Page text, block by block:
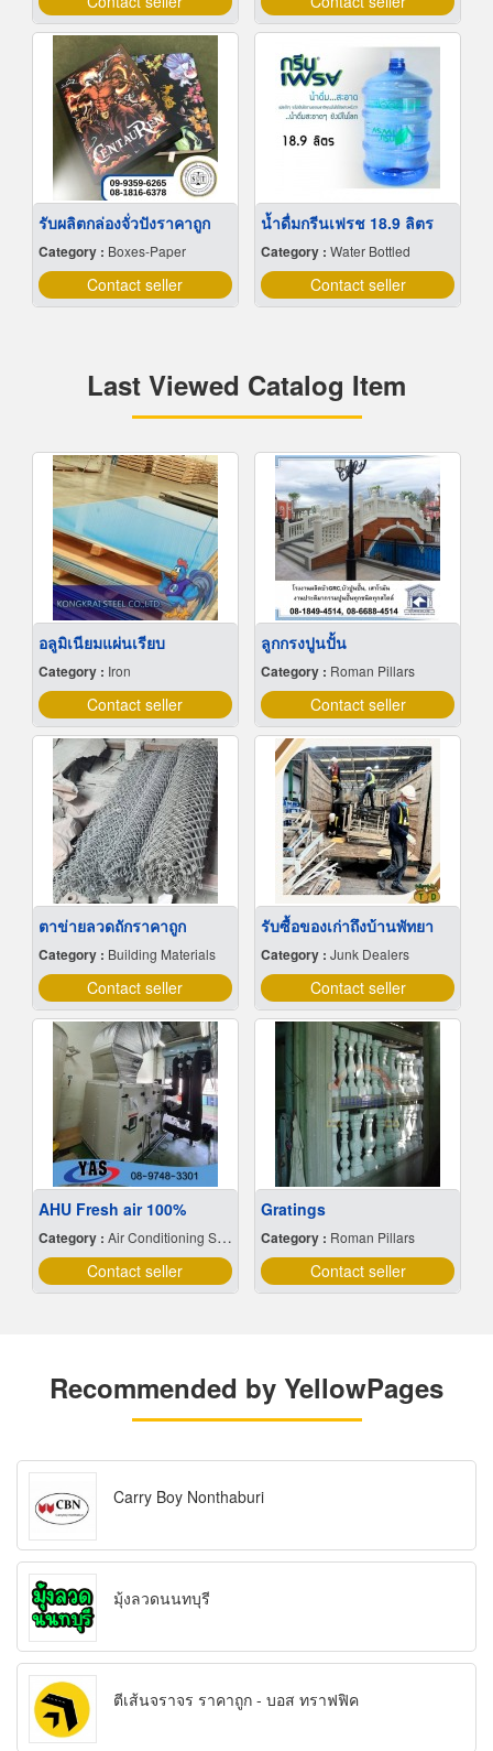
รับผลิตกล่องจั่วปังราคาถูก
Category : Boxes-Paper
Contact seller
น้ำดื่มกรีนเฟรช 18.9 ลิตร
Category : Water Bottled
Contact seller
Last Viewed Catalog Item
อลูมิเนียมแผ่นเรียบ
Category : Iron
Contact seller
ลูกกรงปูนปั้น
Category : Roman Pillars
Contact seller
ตาข่ายลวดถักราคาถูก
Category : Building Materials
Contact seller
รับซื้อของเก่าถึงบ้านพัทยา
Category : Junk Dealers
Contact seller
AHU Fresh air 100%
Category : Air Conditioning Systems & Cooling Tower & Equipment
Contact seller
Gratings
Category : Roman Pillars
Contact seller
Recommended by YellowPages
Carry Boy Nonthaburi
มุ้งลวดนนทบุรี
ตีเส้นจราจร ราคาถูก - บอส ทราฟฟิค